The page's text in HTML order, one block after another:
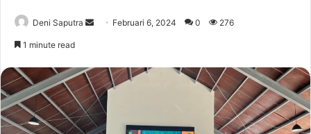
Deni Saputra
Send Februari 6, 2024 0 276
1 minute read